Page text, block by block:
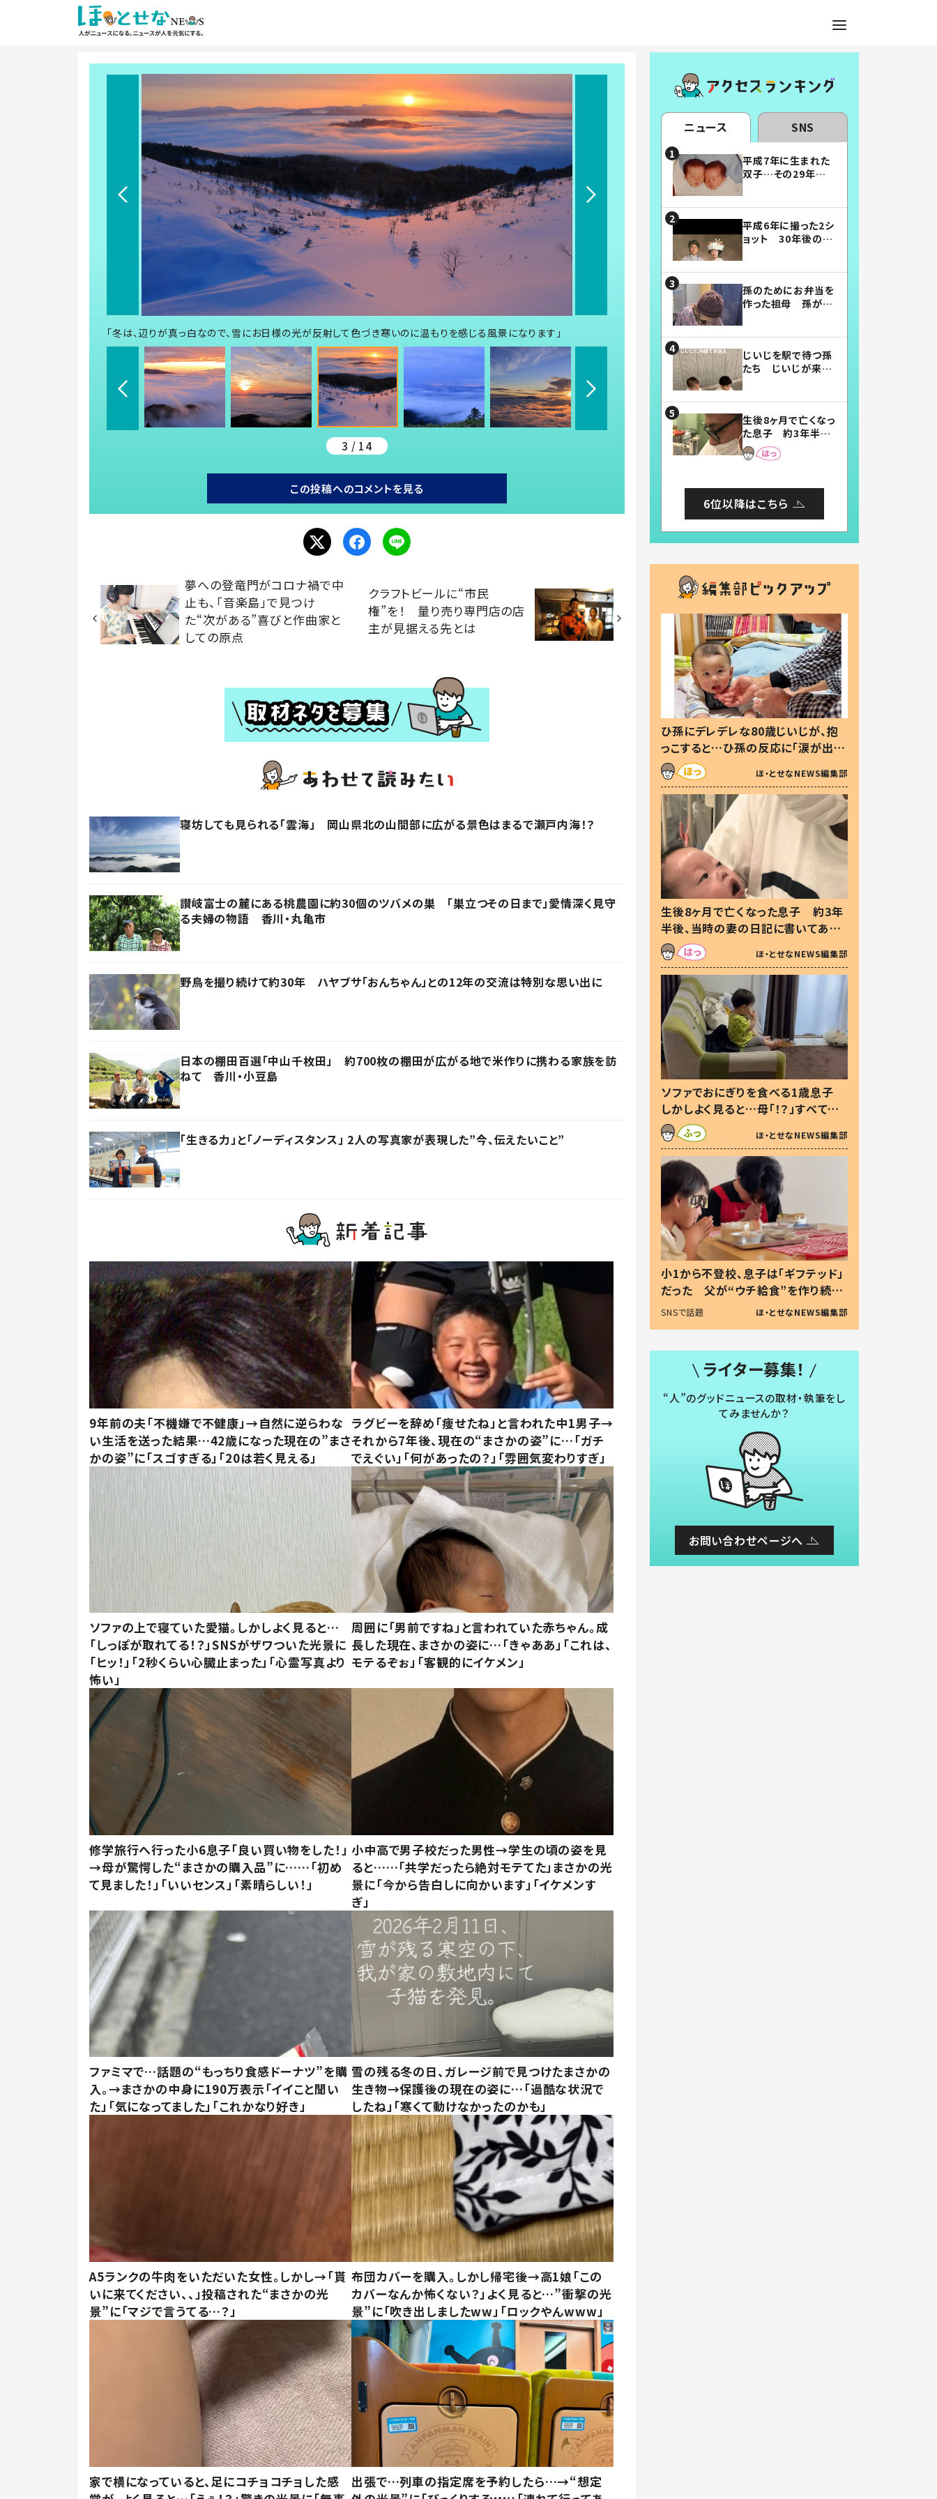
「冬は、辺りが真っ白なので、雪にお日様の光が反射して色づき寒いのに温もりを感じる風景になります」
3 / 14
この投稿へのコメントを見る
夢への登竜門がコロナ禍で中
止も、「音楽島」で見つけ
た“次がある”喜びと作曲家と
しての原点
クラフトビールに“市民
権”を！ 量り売り専門店の店
主が見据える先とは
寝坊しても見られる「雲海」 岡山県北の山間部に広がる景色はまるで瀬戸内海！？
讃岐富士の麓にある桃農園に約30個のツバメの巣 「巣立つその日まで」愛情深く見守
る夫婦の物語 香川・丸亀市
野鳥を撮り続けて約30年 ハヤブサ「おんちゃん」との12年の交流は特別な思い出に
日本の棚田百選「中山千枚田」 約700枚の棚田が広がる地で米作りに携わる家族を訪
ねて 香川・小豆島
「生きる力」と「ノーディスタンス」 2人の写真家が表現した”今、伝えたいこと”
9年前の夫「不機嫌で不健康」→自然に逆らわな
い生活を送った結果…42歳になった現在の”まさ
かの姿”に「スゴすぎる」「20は若く見える」
ラグビーを辞め「痩せたね」と言われた中1男子→
それから7年後、現在の“まさかの姿”に…「ガチ
でえぐい」「何があったの？」「雰囲気変わりすぎ」
ソファの上で寝ていた愛猫。しかしよく見ると…
「しっぽが取れてる！？」SNSがザワついた光景に
「ヒッ！」「2秒くらい心臓止まった」「心霊写真より
怖い」
周囲に「男前ですね」と言われていた赤ちゃん。成
長した現在、まさかの姿に…「きゃああ」「これは、
モテるぞぉ」「客観的にイケメン」
修学旅行へ行った小6息子「良い買い物をした！」
→母が驚愕した“まさかの購入品”に……「初め
て見ました！」「いいセンス」「素晴らしい！」
小中高で男子校だった男性→学生の頃の姿を見
ると……「共学だったら絶対モテてた」まさかの光
景に「今から告白しに向かいます」「イケメンす
ぎ」
ファミマで…話題の“もっちり食感ドーナツ”を購
入。→まさかの中身に190万表示「イイこと聞い
た」「気になってました」「これかなり好き」
雪の残る冬の日、ガレージ前で見つけたまさかの
生き物→保護後の現在の姿に…「過酷な状況で
したね」「寒くて動けなかったのかも」
A5ランクの牛肉をいただいた女性。しかし→「貰
いに来てください、、」投稿された“まさかの光
景”に「マジで言うてる…？」
布団カバーを購入。しかし帰宅後→高1娘「この
カバーなんか怖くない？」よく見ると…”衝撃の光
景”に「吹き出しましたww」「ロックやんwww」
家で横になっていると、足にコチョコチョした感
出張で…列車の指定席を予約したら…→“想定
ニュース SNS
平成7年に生まれた
双子…その29年後
平成6年に撮った2シ
ョット 30年後の姿
孫のためにお弁当を
作った祖母 孫が絶
じいじを駅で待つ孫
たち じいじが来た
まらない」「幸せにな
れる」
生後8ヶ月で亡くなっ
た息子 約3年半
後、当時の妻の日記
に書いてあった本音
6位以降はこちら
ひ孫にデレデレな80歳じいじが、抱
っこすると…ひ孫の反応に「涙が出ま
した」「可愛くて仕方ない」
ほ・とせなNEWS編集部
生後8ヶ月で亡くなった息子 約3年
半後、当時の妻の日記に書いてあっ
た本音とは
ほ・とせなNEWS編集部
ソファでおにぎりを食べる1歳息子
しかしよく見ると…母「！？」すべてを
察した母の投稿に「可愛いから許
す！」「現行犯〜」
ほ・とせなNEWS編集部
小1から不登校、息子は「ギフテッド」
だった 父が“ウチ給食”を作り続け
る理由とは #令和の親 #令和の子
SNSで話題 ほ・とせなNEWS編集部
ライター募集！
“人”のグッドニュースの取材・執筆をし
てみませんか？
お問い合わせページへ